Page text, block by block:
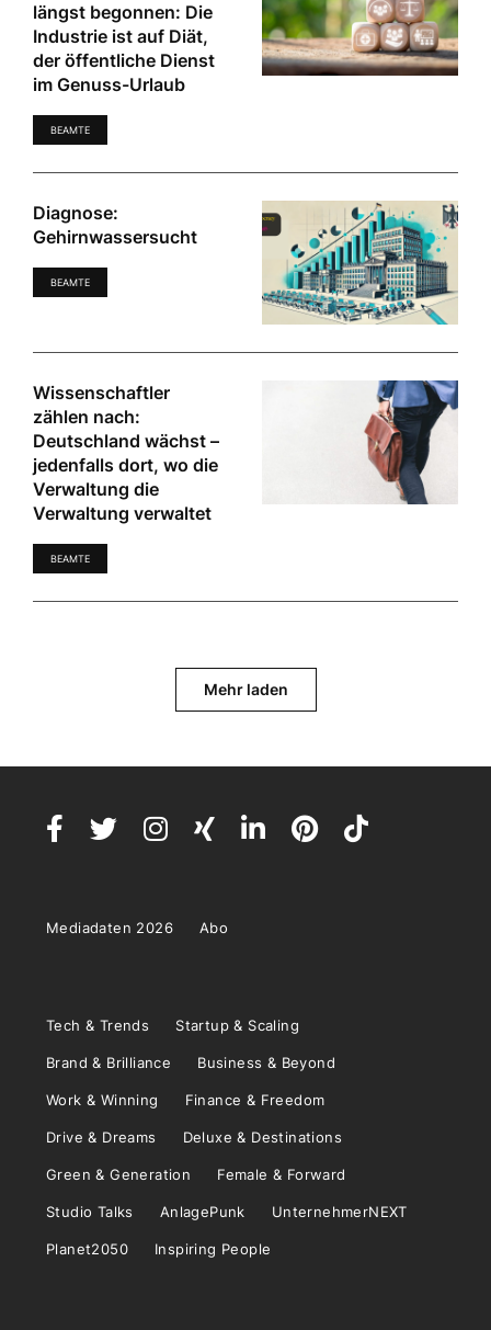
längst begonnen: Die
Industrie ist auf Diät,
der öffentliche Dienst
im Genuss-Urlaub
BEAMTE
Diagnose:
Gehirnwassersucht
BEAMTE
Wissenschaftler
zählen nach:
Deutschland wächst –
jedenfalls dort, wo die
Verwaltung die
Verwaltung verwaltet
BEAMTE
Mehr laden
Mediadaten 2026 Abo
Tech & Trends Startup & Scaling
Brand & Brilliance Business & Beyond
Work & Winning Finance & Freedom
Drive & Dreams Deluxe & Destinations
Green & Generation Female & Forward
Studio Talks AnlagePunk UnternehmerNEXT
Planet2050 Inspiring People